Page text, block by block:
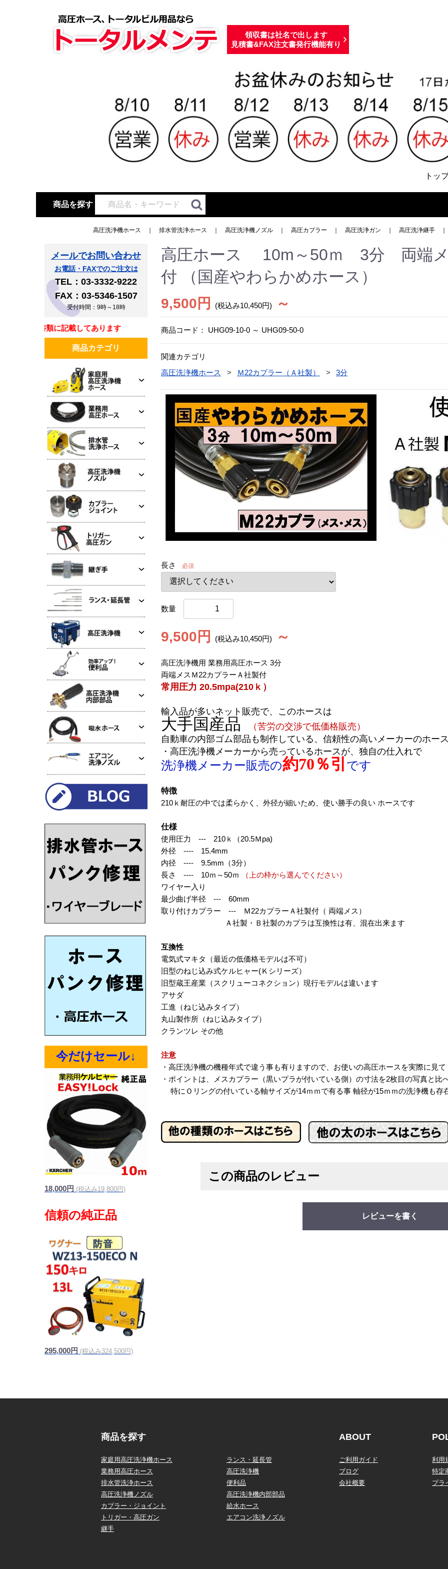
トッ
領収書は社名で出します
見積書&FAX注文書発行機能有り
商品を探す
高圧洗浄機ホース 排水管洗浄ホース 高圧洗浄機ノズル 高圧カプラー 高圧洗浄ガン 高圧洗浄継手
高圧ホース 10m～50ｍ 3分 両端メ
付 （国産やわらかめホース）
9,500円 (税込み10,450円) ～
商品コード： UHG09-10-0 ～ UHG09-50-0
関連カテゴリ
高圧洗浄機ホース
Ｍ22カプラー（Ａ社製） 3分
長さ 必須
数量
9,500円 (税込み10,450円) ～
高圧洗浄機用 業務用高圧ホース 3分
両端メスＭ22カプラーＡ社製付
常用圧力 20.5mpa(210ｋ）
輸入品が多いネット販売で、このホースは
大手国産品
（苦労の交渉で低価格販売）
自動車の内部ゴム部品も制作している、信頼性の高いメーカーのホー
・高圧洗浄機メーカーから売っているホースが、独自の仕入れで
洗浄機メーカー販売の約70％引 です
特徴
210ｋ耐圧の中では柔らかく、外径が細いため、使い勝手の良い ホースです
仕様
使用圧力 --- 210ｋ（20.5Ｍpa)
外径 ---- 15.4mm
内径 ---- 9.5mm（3分）
長さ ---- 10ｍ～50ｍ
（上の枠から選んでください）
ワイヤー入り
最少曲げ半径 --- 60mm
取り付けカプラー --- Ｍ22カプラーＡ社製付（ 両端メス）
Ａ社製・Ｂ社製のカプラは互換性は有、混在出来ます
互換性
電気式マキタ（最近の低価格モデルは不可）
旧型のねじ込み式ケルヒャー(Ｋシリーズ）
旧型蔵王産業（スクリューコネクション）現行モデルは違います
アサダ
工進（ねじ込みタイプ）
丸山製作所（ねじ込みタイプ）
クランツレ その他
注意
・高圧洗浄機の機種年式で違う事も有りますので、お使いの高圧ホースを実際に見
・ポイントは、メスカプラー（黒いプラが付いている側）の寸法を2枚目の写真と比
特にＯリングの付いている軸サイズが14ｍｍで有る事 軸径が15ｍｍの洗浄機も存
この商品のレビュー
レビューを書く
メールでお問い合わせ
お電話・FAXでのご注文は
TEL：03-3332-9222
FAX：03-5346-1507
受付時間：9時～18時
同梱書類に記載してあります
商品カテゴリ
今だけセール↓
18,000円 (税込み19,800円)
295,000円 (税込み324,500円)
商品を探す
家庭用高圧洗浄機ホース
業務用高圧ホース
排水管洗浄ホース
高圧洗浄機ノズル
カプラー・ジョイント
トリガー・高圧ガン
継手
ランス・延長管
高圧洗浄機
便利品
高圧洗浄機内部部品
給水ホース
エアコン洗浄ノズル
ABOUT
ご利用ガイド
ブログ
会社概要
利用
特定
プラ